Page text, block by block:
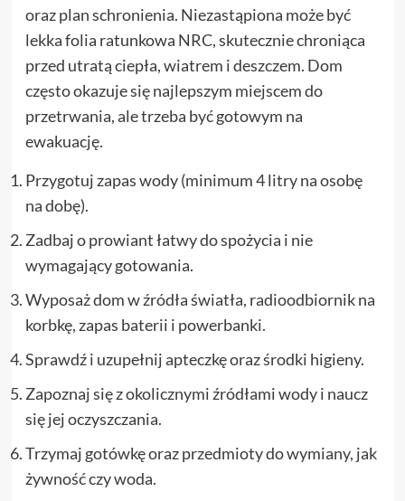
oraz plan schronienia. Niezastąpiona może być
lekka folia ratunkowa NRC, skutecznie chroniąca
przed utratą ciepła, wiatrem i deszczem. Dom
często okazuje się najlepszym miejscem do
przetrwania, ale trzeba być gotowym na
ewakuację.
Przygotuj zapas wody (minimum 4 litry na osobę
na dobę).
Zadbaj o prowiant łatwy do spożycia i nie
wymagający gotowania.
Wyposaż dom w źródła światła, radioodbiornik na
korbkę, zapas baterii i powerbanki.
Sprawdź i uzupełnij apteczkę oraz środki higieny.
Zapoznaj się z okolicznymi źródłami wody i naucz
się jej oczyszczania.
Trzymaj gotówkę oraz przedmioty do wymiany, jak
żywność czy woda.